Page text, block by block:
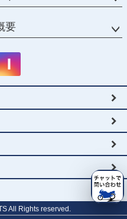
要
All Rights reserved.